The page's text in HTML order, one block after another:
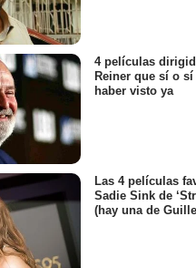
4 películas
Reiner que sí o
haber visto ya
Las 4 películas
Sadie Sink de
(hay una de